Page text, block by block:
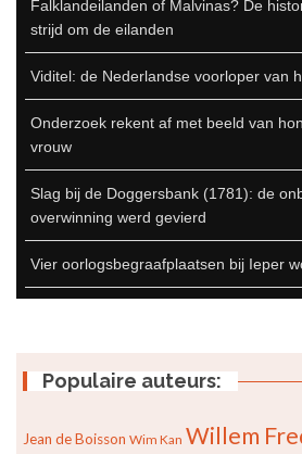
Falklandeilanden of Malvinas? De
strijd om de eilanden
Viditel: de Nederlandse voorloper van
Onderzoek rekent af met beeld van
vrouw
Slag bij de Doggersbank (1781): de
overwinning werd gevierd
Vier oorlogsbegraafplaatsen bij Ieper
Populaire auteurs:
Jean de Boisson Wim Kan Willem